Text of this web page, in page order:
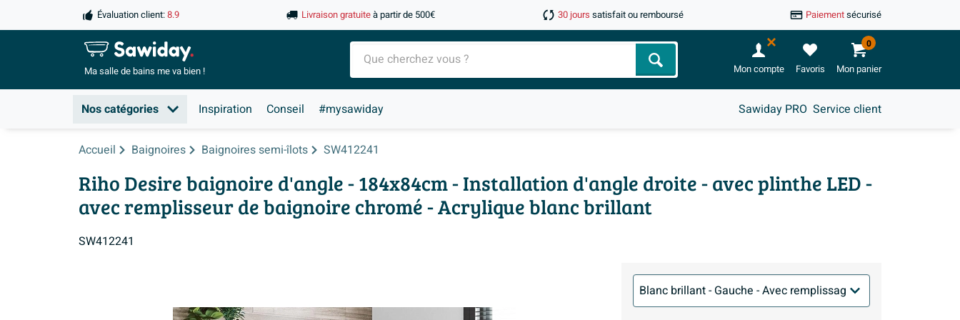
Évaluation client:8.9 Livraison gratuiteà partir de 500€ 30 jours satisfait ou remboursé Paiementsécurisé
Ma salle debains me va bien ! Chercher Mon compte Favoris Mon panier
0
Nos catégories Inspiration Conseil #mysawiday Sawiday PRO Service client
Accueil Baignoires Baignoires semi-îlots SW412241
Riho Desire baignoire d'angle - 184x84cm - Installation d'angle droite - avec plinthe LED -
avec remplisseur de baignoire chromé - Acrylique blanc brillant
SW412241